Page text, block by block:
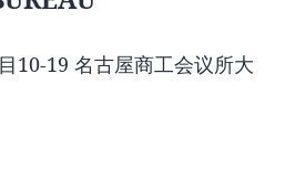
10-19 名古屋商工会议所大